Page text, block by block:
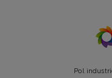
Pol.